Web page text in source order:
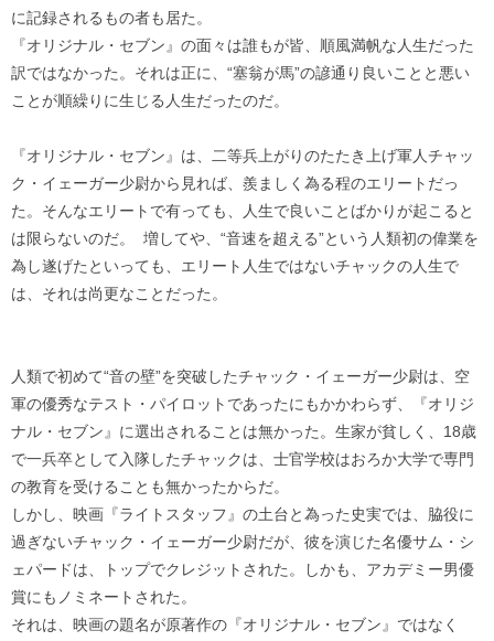
に記録されるもの者も居た。
『オリジナル・セブン』の面々は誰もが皆、順風満帆な人生だった
訳ではなかった。それは正に、“塞翁が馬”の諺通り良いことと悪い
ことが順繰りに生じる人生だったのだ。
『オリジナル・セブン』は、二等兵上がりのたたき上げ軍人チャッ
ク・イェーガー少尉から見れば、羨ましく為る程のエリートだっ
た。そんなエリートで有っても、人生で良いことばかりが起こると
は限らないのだ。 増してや、“音速を超える”という人類初の偉業を
為し遂げたといっても、エリート人生ではないチャックの人生で
は、それは尚更なことだった。
人類で初めて“音の壁”を突破したチャック・イェーガー少尉は、空
軍の優秀なテスト・パイロットであったにもかかわらず、『オリジ
ナル・セブン』に選出されることは無かった。生家が貧しく、18歳
で一兵卒として入隊したチャックは、士官学校はおろか大学で専門
の教育を受けることも無かったからだ。
しかし、映画『ライトスタッフ』の土台と為った史実では、脇役に
過ぎないチャック・イェーガー少尉だが、彼を演じた名優サム・シ
ェパードは、トップでクレジットされた。しかも、アカデミー男優
賞にもノミネートされた。
それは、映画の題名が原著作の『オリジナル・セブン』ではなく